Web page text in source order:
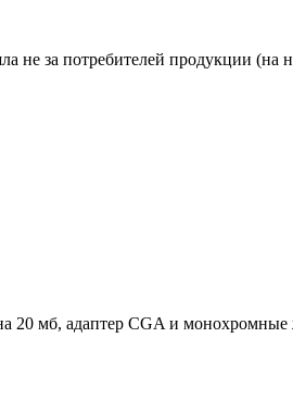
за потребителей продукции (на
20 мб, адаптер CGA и